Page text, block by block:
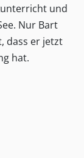
und
Nur Bart
dass er jetzt
hat.